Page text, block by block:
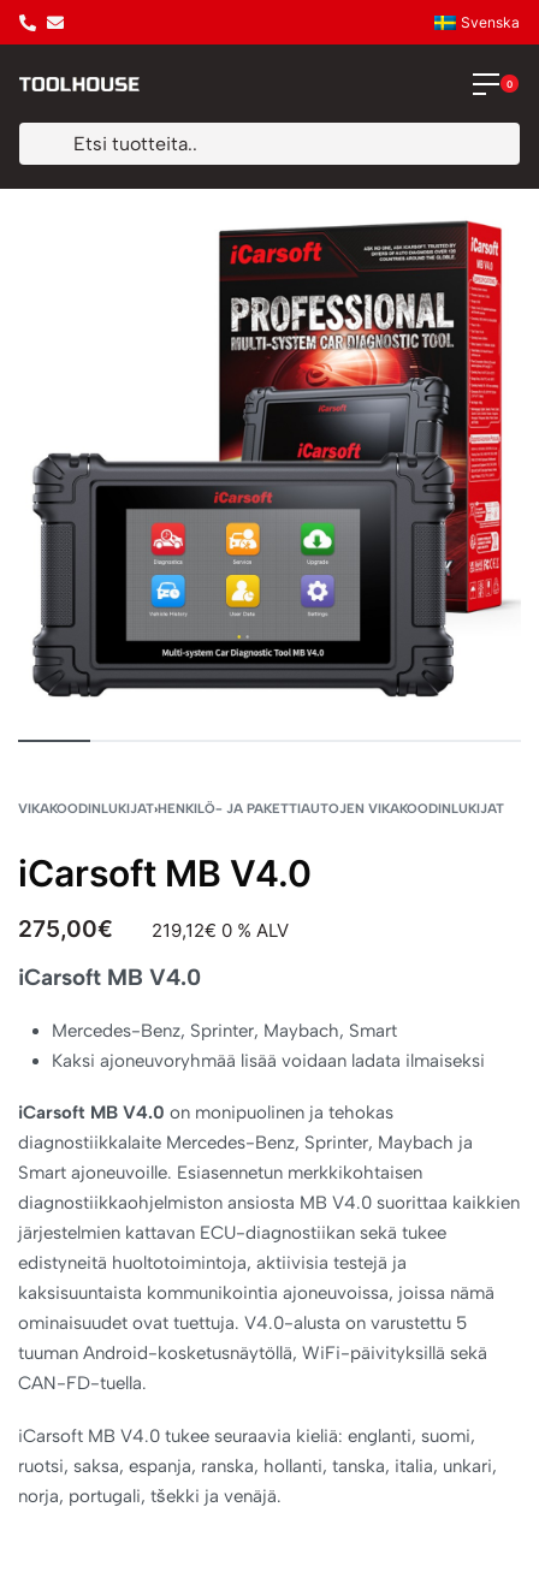
Svenska
0
VIKAKOODINLUKIJAT›HENKILÖ- JA PAKETTIAUTOJEN VIKAKOODINLUKIJAT
iCarsoft MB V4.0
275,00€ 219,12€ 0 % ALV
iCarsoft MB V4.0
Mercedes-Benz, Sprinter, Maybach, Smart
Kaksi ajoneuvoryhmää lisää voidaan ladata ilmaiseksi
iCarsoft MB V4.0 on monipuolinen ja tehokas
diagnostiikkalaite Mercedes-Benz, Sprinter, Maybach ja
Smart ajoneuvoille. Esiasennetun merkkikohtaisen
diagnostiikkaohjelmiston ansiosta MB V4.0 suorittaa kaikkien
järjestelmien kattavan ECU-diagnostiikan sekä tukee
edistyneitä huoltotoimintoja, aktiivisia testejä ja
kaksisuuntaista kommunikointia ajoneuvoissa, joissa nämä
ominaisuudet ovat tuettuja. V4.0-alusta on varustettu 5
tuuman Android-kosketusnäytöllä, WiFi-päivityksillä sekä
CAN-FD-tuella.
iCarsoft MB V4.0 tukee seuraavia kieliä: englanti, suomi,
ruotsi, saksa, espanja, ranska, hollanti, tanska, italia, unkari,
norja, portugali, tšekki ja venäjä.